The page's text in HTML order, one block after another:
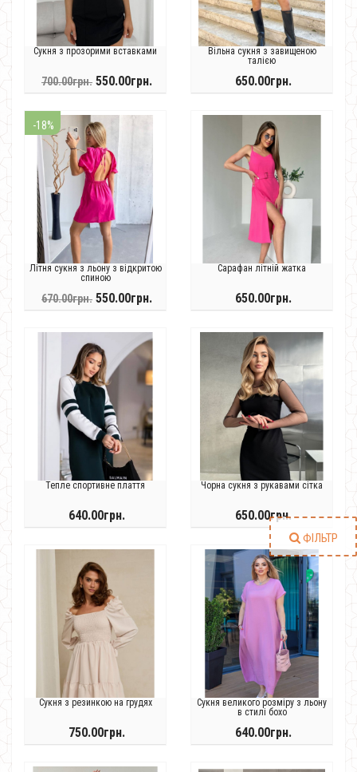
ФІЛЬТР
Сукня з прозорими вставками
700.00грн. 550.00грн.
Вільна сукня з завищеною
талією
650.00грн.
-18%
Літня сукня з льону з відкритою
спиною
670.00грн. 550.00грн.
Сарафан літній жатка
650.00грн.
Тепле спортивне плаття
640.00грн.
Чорна сукня з рукавами сітка
650.00грн.
Сукня з резинкою на грудях
750.00грн.
Сукня великого розміру з льону
в стилі бохо
640.00грн.